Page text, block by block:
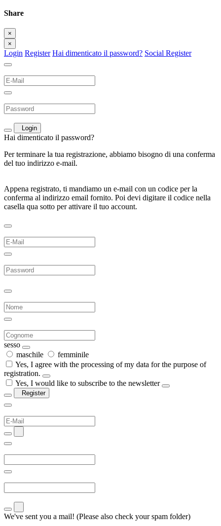
Share
×
×
Login Register Hai dimenticato il password? Social Register
Login
Hai dimenticato il password?
Per terminare la tua registrazione, abbiamo bisogno di una conferma
del tuo indirizzo e-mail.
Appena registrato, ti mandiamo un e-mail con un codice per la
conferma al indirizzo email fornito. Poi devi digitare il codice nella
casella qua sotto per attivare il tuo account.
sesso
maschile
femminile
Yes, I agree with the processing of my data for the purpose of
registration.
Yes, I would like to subscribe to the newsletter
Register
We've sent you a mail! (Please also check your spam folder)